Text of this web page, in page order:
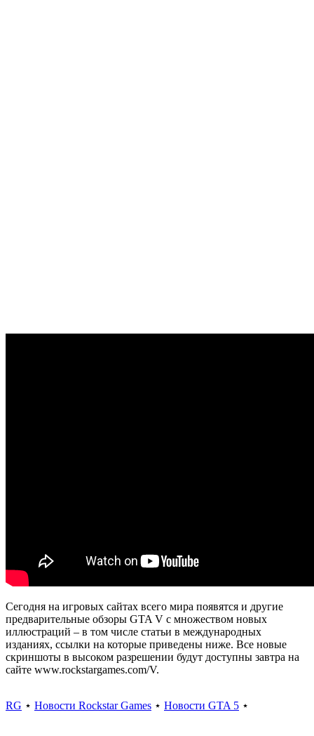
Сегодня на игровых сайтах всего мира появятся и другие
предварительные обзоры GTA V с множеством новых
иллюстраций – в том числе статьи в международных
изданиях, ссылки на которые приведены ниже. Все новые
скриншоты в высоком разрешении будут доступны завтра на
сайте www.rockstargames.com/V.
RG ⋆ Новости Rockstar Games ⋆ Новости GTA 5 ⋆